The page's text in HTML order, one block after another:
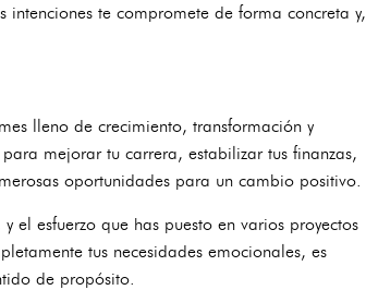
intenciones te compromete de forma concreta y,
lleno de crecimiento, transformación y
mejorar tu carrera, estabilizar tus finanzas,
oportunidades para un cambio positivo.
esfuerzo que has puesto en varios proyectos
tus necesidades emocionales, es
de propósito.